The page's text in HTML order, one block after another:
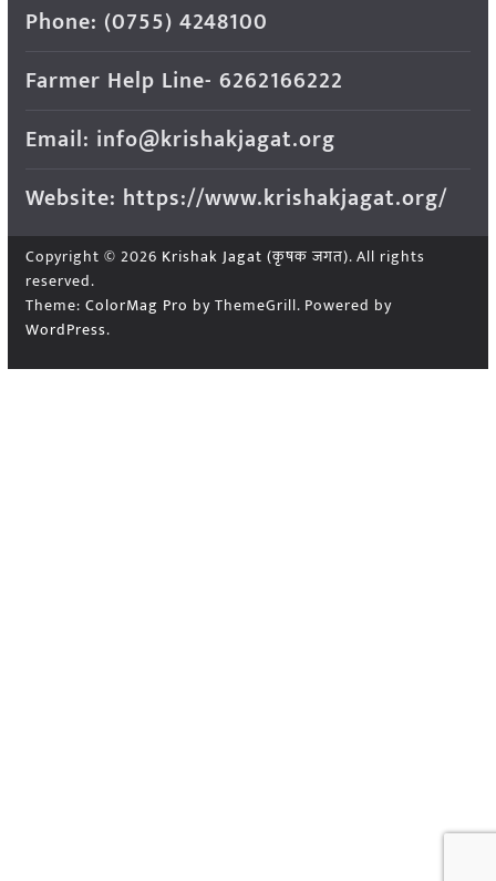
Phone: (0755) 4248100
Farmer Help Line- 6262166222
Email: info@krishakjagat.org
Website: https://www.krishakjagat.org/
Copyright © 2026 Krishak Jagat (कृषक जगत). All rights
reserved.
Theme: ColorMag Pro by ThemeGrill. Powered by
WordPress.